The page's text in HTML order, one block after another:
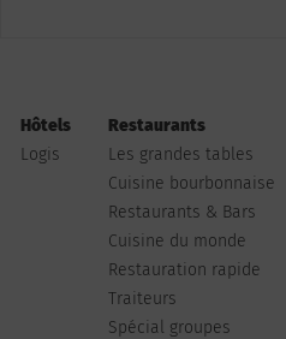
Hôtels
Logis
Restaurants
Les grandes tables
Cuisine bourbonnaise
Restaurants & Bars
Cuisine du monde
Restauration rapide
Traiteurs
Spécial groupes